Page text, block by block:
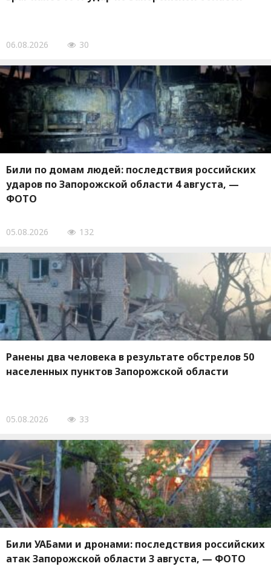
06.08.2026 30
Били по домам людей: последствия российских
ударов по Запорожской области 4 августа, —
ФОТО
05.08.2026 132
Ранены два человека в результате обстрелов 50
населенных пунктов Запорожской области
05.08.2026 33
Били УАБами и дронами: последствия российских
атак Запорожской области 3 августа, — ФОТО